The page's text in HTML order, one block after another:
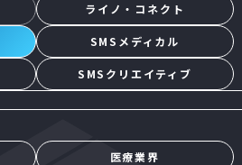
ライノ・コネクト
SMSメディカル
SMSクリエイティブ
医療業界